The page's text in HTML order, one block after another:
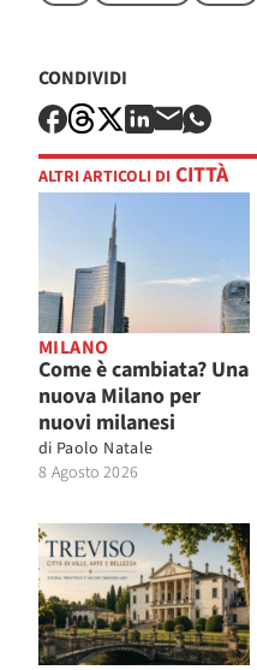
CONDIVIDI
ALTRI ARTICOLI DI CITTÀ
MILANO
Come è cambiata? Una
nuova Milano per
nuovi milanesi
di Paolo Natale
8 Agosto 2026